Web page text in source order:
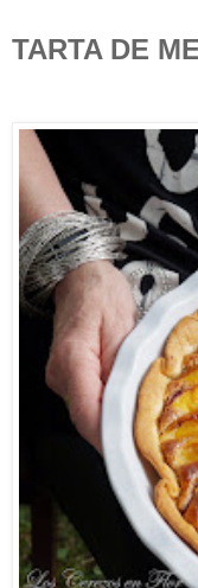
TARTA DE